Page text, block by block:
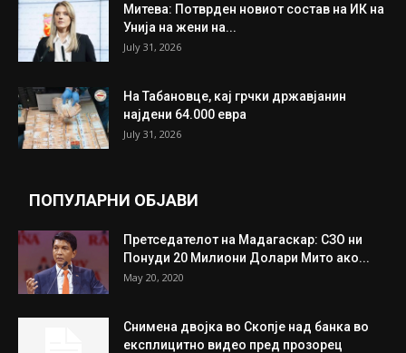
Митева: Потврден новиот состав на ИК на
Унија на жени на...
July 31, 2026
На Табановце, кај грчки државјанин
најдени 64.000 евра
July 31, 2026
ПОПУЛАРНИ ОБЈАВИ
Претседателот на Мадагаскар: СЗО ни
Понуди 20 Милиони Долари Мито ако...
May 20, 2020
Снимена двојка во Скопје над банка во
експлицитно видео пред прозорец